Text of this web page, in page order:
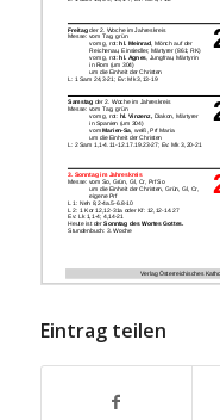
Eintrag teilen